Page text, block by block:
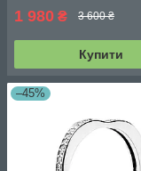
1 980 ₴ 3 600 ₴
Купити
–45%